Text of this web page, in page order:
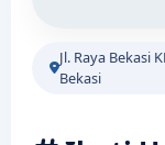
Jl. Raya Bekasi
Bekasi